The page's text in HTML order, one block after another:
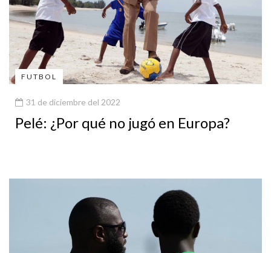
FUTBOL
31 de diciembre del 2022
Pelé: ¿Por qué no jugó en Europa?